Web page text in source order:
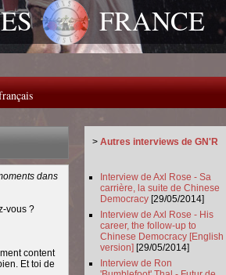
FRANCE
dans
vous ?
content
Et toi de
> Autres interviews de GN'R
Interview de Axl Rose - Sa
carrière, la suite de Chinese
Democracy [29/05/2014]
Interview de Axl Rose - His
career, the follow-up to
Chinese Democracy [English
version] [29/05/2014]
Interview de Ron